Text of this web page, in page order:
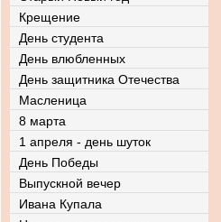
Крещение
День студента
День влюбленных
День защитника Отечества
Масленица
8 марта
1 апреля - день шуток
День Победы
Выпускной вечер
Ивана Купала